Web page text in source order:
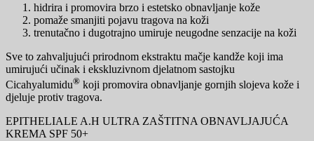
hidrira i promovira brzo i estetsko obnavljanje kože
pomaže smanjiti pojavu tragova na koži
trenutačno i dugotrajno umiruje neugodne senzacije na koži
Sve to zahvaljujući prirodnom ekstraktu mačje kandže koji ima
umirujući učinak i ekskluzivnom djelatnom sastojku
Cicahyalumidu® koji promovira obnavljanje gornjih slojeva kože i
djeluje protiv tragova.
EPITHELIALE A.H ULTRA ZAŠTITNA OBNAVLJAJUĆA
KREMA SPF 50+